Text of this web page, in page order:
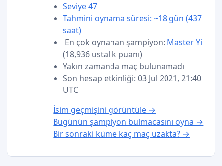
Seviye 47
Tahmini oynama süresi: ~18 gün (437
saat)
En çok oynanan şampiyon: Master Yi
(18,936 ustalık puanı)
Yakın zamanda maç bulunamadı
Son hesap etkinliği: 03 Jul 2021, 21:40
UTC
İsim geçmişini görüntüle →
Bugünün şampiyon bulmacasını oyna →
Bir sonraki küme kaç maç uzakta? →